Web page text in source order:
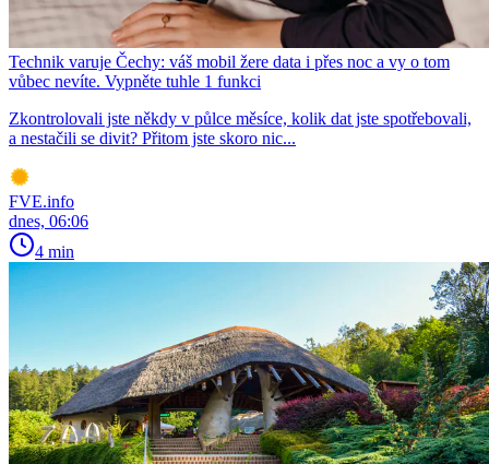
Technik varuje Čechy: váš mobil žere data i přes noc a vy o tom
vůbec nevíte. Vypněte tuhle 1 funkci
Zkontrolovali jste někdy v půlce měsíce, kolik dat jste spotřebovali,
a nestačili se divit? Přitom jste skoro nic...
FVE.info
dnes, 06:06
4 min